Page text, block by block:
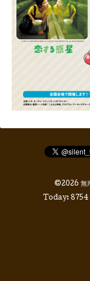
©2026 無
Today: 8754